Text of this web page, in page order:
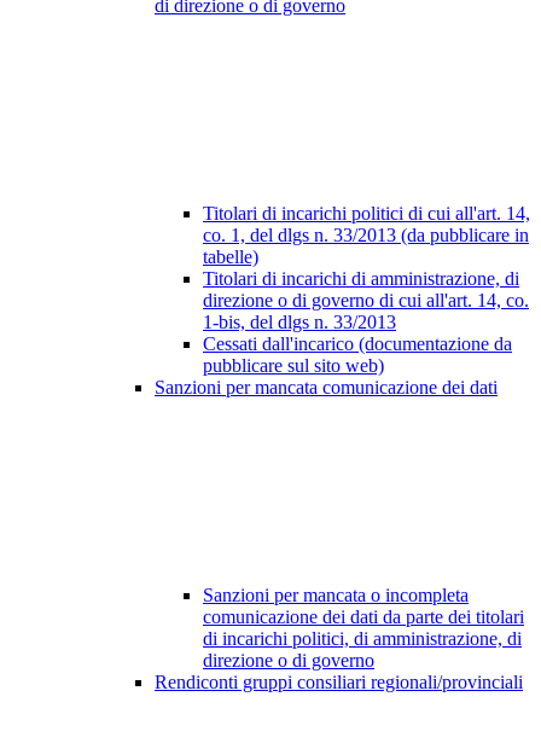
di direzione o di governo
Titolari di incarichi politici di cui all'art. 14,
co. 1, del dlgs n. 33/2013 (da pubblicare in
tabelle)
Titolari di incarichi di amministrazione, di
direzione o di governo di cui all'art. 14, co.
1-bis, del dlgs n. 33/2013
Cessati dall'incarico (documentazione da
pubblicare sul sito web)
Sanzioni per mancata comunicazione dei dati
Sanzioni per mancata o incompleta
comunicazione dei dati da parte dei titolari
di incarichi politici, di amministrazione, di
direzione o di governo
Rendiconti gruppi consiliari regionali/provinciali